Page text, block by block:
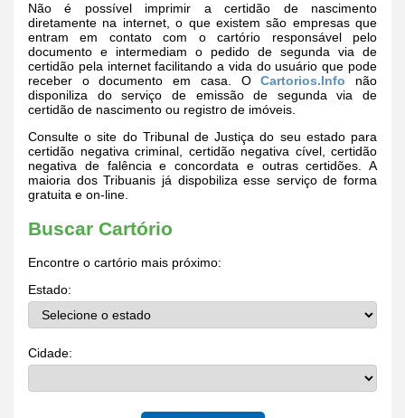
Não é possível imprimir a certidão de nascimento
diretamente na internet, o que existem são empresas que
entram em contato com o cartório responsável pelo
documento e intermediam o pedido de segunda via de
certidão pela internet facilitando a vida do usuário que pode
receber o documento em casa. OCartorios.Info não
disponiliza do serviço de emissão de segunda via de
certidão de nascimento ou registro de imóveis.
Consulte o site do Tribunal de Justiça do seu estado para
certidão negativa criminal, certidão negativa cível, certidão
negativa de falência e concordata e outras certidões. A
maioria dos Tribuanis já dispobiliza esse serviço de forma
gratuita e on-line.
Buscar Cartório
Encontre o cartório mais próximo:
Estado:
Cidade: